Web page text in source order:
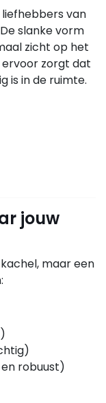
van
slanke vorm
zicht op het
zorgt dat
is in de ruimte.
jouw
maar een
robuust)